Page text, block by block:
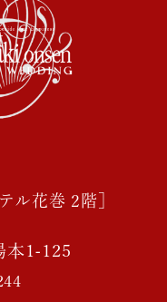
ル花巻 2階］
本1-125